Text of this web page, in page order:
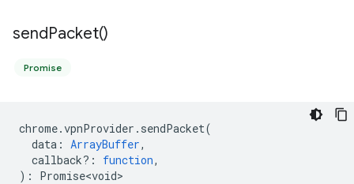
sendPacket()
Promise
chrome.vpnProvider . sendPacket(
data : ArrayBuffer,
callback? : function,
) : Promise<void>